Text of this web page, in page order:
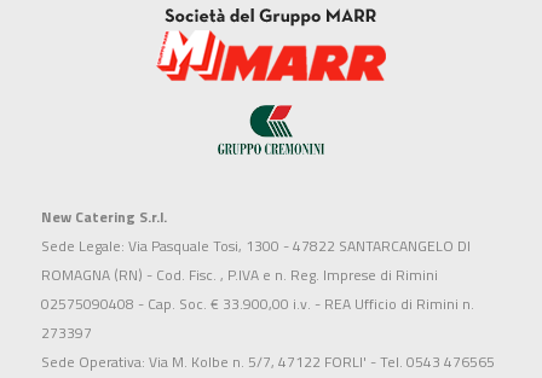
New Catering S.r.l.
Sede Legale: Via Pasquale Tosi, 1300 - 47822 SANTARCANGELO DI
ROMAGNA (RN) - Cod. Fisc. , P.IVA e n. Reg. Imprese di Rimini
02575090408 - Cap. Soc. € 33.900,00 i.v. - REA Ufficio di Rimini n.
273397
Sede Operativa: Via M. Kolbe n. 5/7, 47122 FORLI' - Tel. 0543 476565